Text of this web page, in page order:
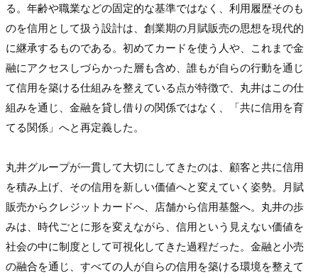
る。年齢や職業などの固定的な基準ではなく、利用履歴そのも
のを信用として扱う設計は、創業期の月賦販売の思想を現代的
に継承するものである。初めてカードを使う人や、これまで金
融にアクセスしづらかった層も含め、誰もが自らの行動を通じ
て信用を築ける仕組みを整えている点が特徴で、丸井はこの仕
組みを通じ、金融を貸し借りの関係ではなく、「共に信用を育
てる関係」へと再定義した。
丸井グループが一貫して大切にしてきたのは、顧客と共に信用
を積み上げ、その信用を新しい価値へと変えていく姿勢。月賦
販売からクレジットカードへ、店舗から信用基盤へ。丸井の歩
みは、時代ごとに形を変えながら、信用という見えない価値を
社会の中に制度として可視化してきた過程だった。金融と小売
の融合を通じ、すべての人が自らの信用を築ける環境を整えて